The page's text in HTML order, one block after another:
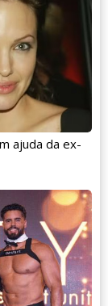
ajuda da ex-